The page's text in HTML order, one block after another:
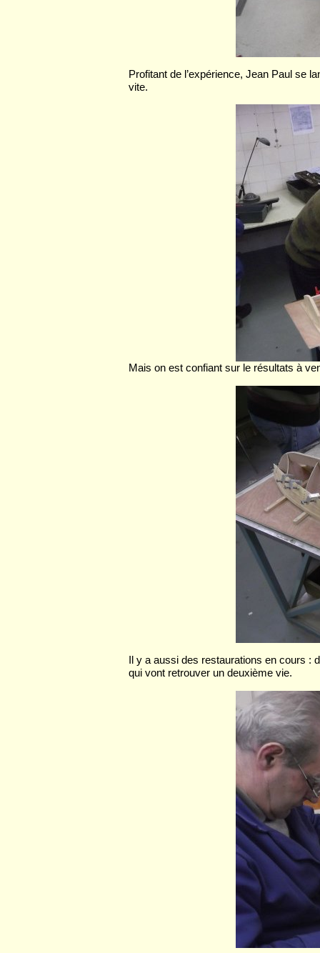
Profitant de l’expérience, Jean Paul se
vite.
Mais on est confiant sur le résultats à
Il y a aussi des restaurations en cours :
qui vont retrouver un deuxième vie.